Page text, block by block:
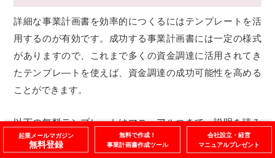
詳細な事業計画書を効率的につくるにはテンプレートを活
用するのが有効です。成功する事業計画書には一定の様式
がありますので、これまで多くの資金調達に活用されてき
たテンプレ―トを使えば、資金調達の成功可能性を高める
ことができます。
以下の無料テンプレートはマニュアルつきで、説明を読み
ながら事業計画書を作れます。
起業メールマガジン
無料登録
無料で作成！
事業計画書作成ツール
会社設立・経営
マニュアルプレゼント